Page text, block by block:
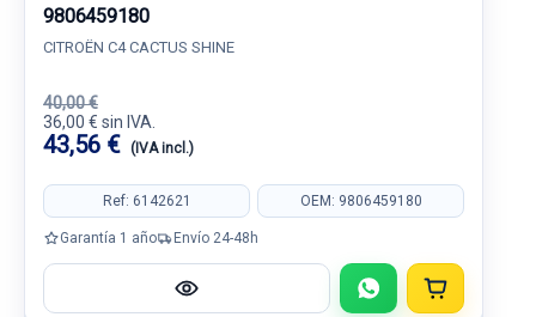
9806459180
CITROËN C4 CACTUS SHINE
40,00 €
36,00 € sin IVA.
43,56 € (IVA incl.)
Ref: 6142621 OEM: 9806459180
Garantía 1 año Envío 24-48h